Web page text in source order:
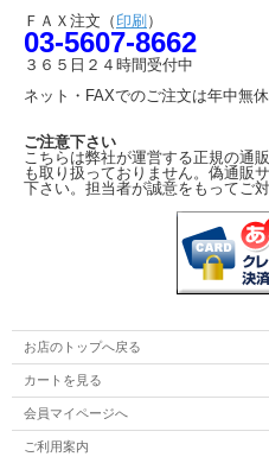
ＦＡＸ注文（ 印刷 ）
03-5607-8662
３６５日２４時間受付中
ネット・FAXでのご注文は年中無
ご注意下さい
こちらは弊社が運営する正規の通
も取り扱っておりません。偽通販
下さい。担当者が誠意をもってご
お店のトップへ戻る
カートを見る
会員マイページへ
ご利用案内